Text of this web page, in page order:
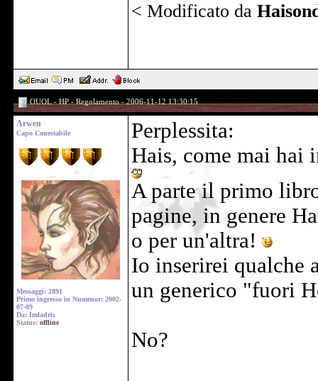
< Modificato da
OUOL - HP - Regolamento - 2006-11-12 13:30:15
Arwen
Capo Conestabile
Messaggi: 2891
Primo ingresso in Numenor: 2002-
07-09
Da: Imladris
Status: offline
Perplessita:
Hais, come mai hai
A parte il primo
pagine, in genere
o per un'altra!
Io inserirei qualche
un generico "fuori
No?